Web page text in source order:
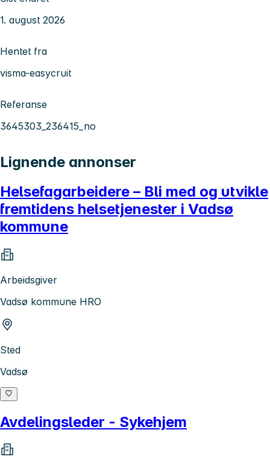
1. august 2026
Hentet fra
visma-easycruit
Referanse
3645303_236415_no
Lignende annonser
Helsefagarbeidere – Bli med og utvikle
fremtidens helsetjenester i Vadsø
kommune
Arbeidsgiver
Vadsø kommune HRO
Sted
Vadsø
Avdelingsleder - Sykehjem